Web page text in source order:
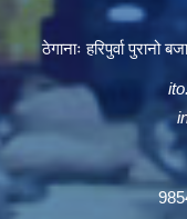
ठेगानाः हरिपुर्वा पुरानो